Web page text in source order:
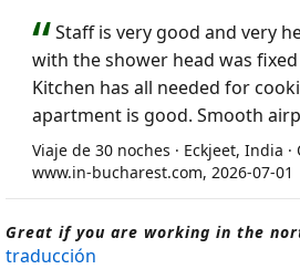
Staff is very good and very
with the shower head was
Kitchen has all needed for
apartment is good. Smooth
Viaje de 30 noches · Eckjeet, India
www.in-bucharest.com, 2026-07-01
Great if you are working in the
traducción